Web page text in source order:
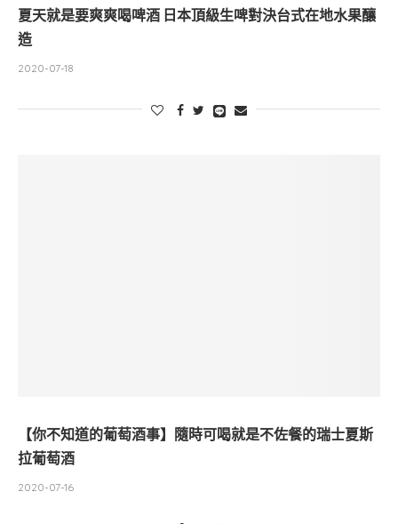
夏天就是要爽爽喝啤酒 日本頂級生啤對決台式在地水果釀
造
2020-07-18
【你不知道的葡萄酒事】隨時可喝就是不佐餐的瑞士夏斯
拉葡萄酒
2020-07-16